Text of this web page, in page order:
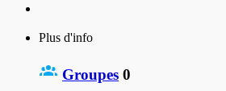
Plus d'info
Groupes 0